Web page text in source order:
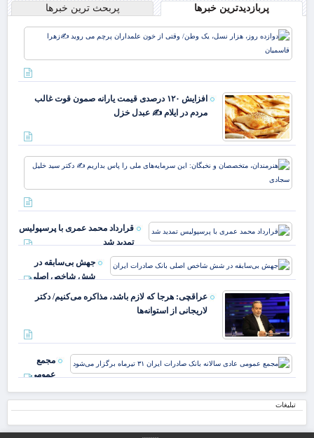
پربازدیدترین خبرها پربحث ترین خبرها
افزایش ۱۲۰ درصدی قیمت یارانه صمون قوت غالب
مردم در ایلام ✍️ عبدل خزل
قرارداد محمد عمری با پرسپولیس
تمدید شد
جهش بی‌سابقه در
شش شاخص اصلی
بانک صادرات ایران
عراقچی: هرجا که لازم باشد، مذاکره می‌کنیم/ دکتر
لاریجانی از استوانه‌ها
مجمع
عمومی
سالانه بانک
ایران ۳۱
تبلیغات